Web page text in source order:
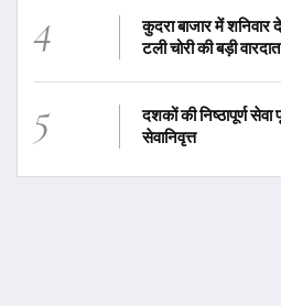
4
कुदरा बाजार में शनिवार
टली चोरी की बड़ी वारदात
5
दशकों की निष्ठापूर्ण
सेवानिवृत्त